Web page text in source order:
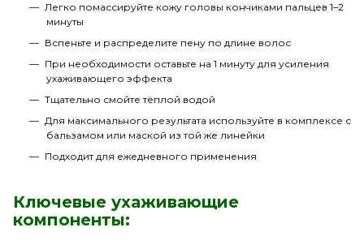
Легко помассируйте кожу головы кончиками пальцев 1–2
минуты
Вспеньте и распределите пену по длине волос
При необходимости оставьте на 1 минуту для усиления
ухаживающего эффекта
Тщательно смойте тёплой водой
Для максимального результата используйте в комплексе с
бальзамом или маской из той же линейки
Подходит для ежедневного применения
Ключевые ухаживающие
компоненты: